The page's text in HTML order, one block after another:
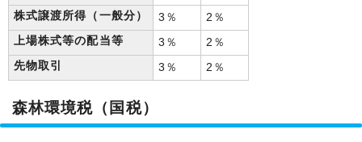
株式譲渡所得（一般分）
3％
2％
上場株式等の配当等
3％
2％
先物取引
3％ 2％
森林環境税（国税）